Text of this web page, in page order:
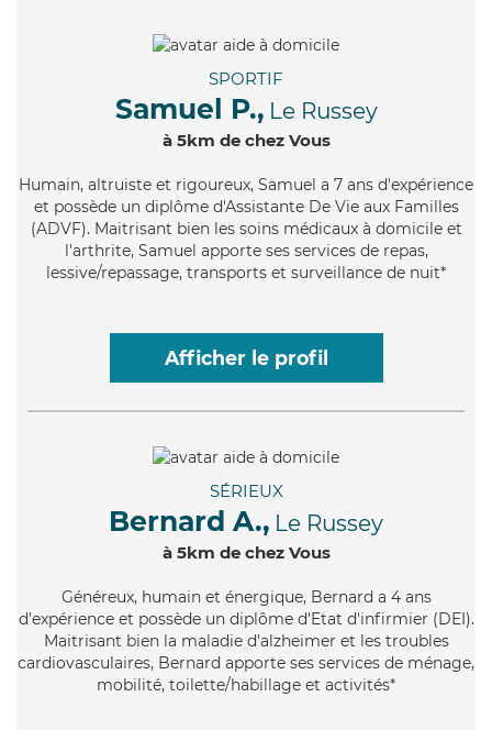
SPORTIF
Samuel P., Le Russey
à 5km de chez Vous
Humain, altruiste et rigoureux, Samuel a 7 ans d'expérience
et possède un diplôme d'Assistante De Vie aux Familles
(ADVF). Maitrisant bien les soins médicaux à domicile et
l'arthrite, Samuel apporte ses services de repas,
lessive/repassage, transports et surveillance de nuit*
Afficher le profil
SÉRIEUX
Bernard A., Le Russey
à 5km de chez Vous
Généreux, humain et énergique, Bernard a 4 ans
d'expérience et possède un diplôme d'Etat d'infirmier (DEI).
Maitrisant bien la maladie d'alzheimer et les troubles
cardiovasculaires, Bernard apporte ses services de ménage,
mobilité, toilette/habillage et activités*